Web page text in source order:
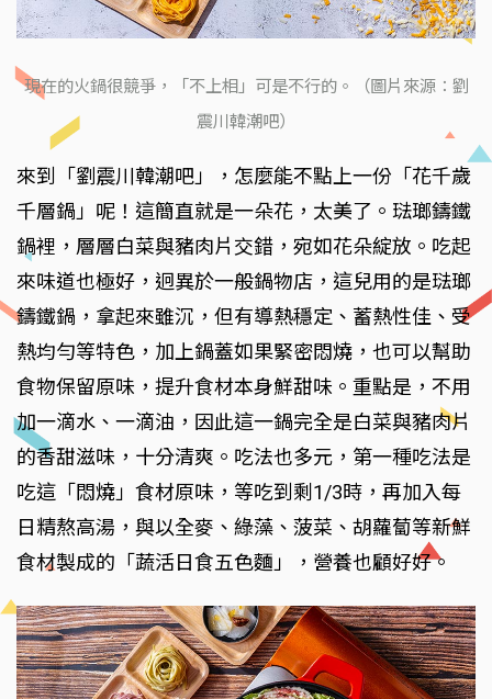
現在的火鍋很競爭，「不上相」可是不行的。（圖片來源：劉
震川韓潮吧）
來到「劉震川韓潮吧」，怎麼能不點上一份「花千歲
千層鍋」呢！這簡直就是一朵花，太美了。琺瑯鑄鐵
鍋裡，層層白菜與豬肉片交錯，宛如花朵綻放。吃起
來味道也極好，迥異於一般鍋物店，這兒用的是琺瑯
鑄鐵鍋，拿起來雖沉，但有導熱穩定、蓄熱性佳、受
熱均勻等特色，加上鍋蓋如果緊密悶燒，也可以幫助
食物保留原味，提升食材本身鮮甜味。重點是，不用
加一滴水、一滴油，因此這一鍋完全是白菜與豬肉片
的香甜滋味，十分清爽。吃法也多元，第一種吃法是
吃這「悶燒」食材原味，等吃到剩1/3時，再加入每
日精熬高湯，與以全麥、綠藻、菠菜、胡蘿蔔等新鮮
食材製成的「蔬活日食五色麵」，營養也顧好好。